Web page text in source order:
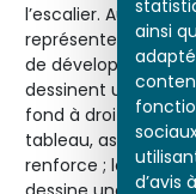
ainsi
d’avis
l’escalier. Au lieu
représenter le
de développer la
dessinent une ligne
fond à droite ; le
tableau, assez
renforce ; la